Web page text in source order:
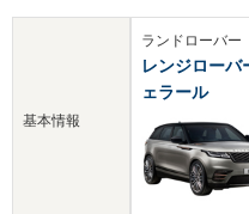
基本情報
ランドローバー
レンジローバ
ェラール